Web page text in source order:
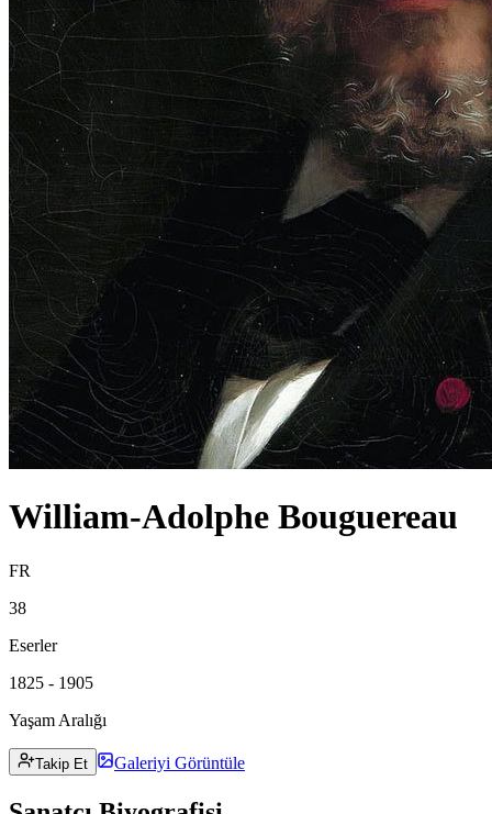
William-Adolphe Bouguereau
FR
38
Eserler
1825 - 1905
Yaşam Aralığı
Takip Et Galeriyi Görüntüle